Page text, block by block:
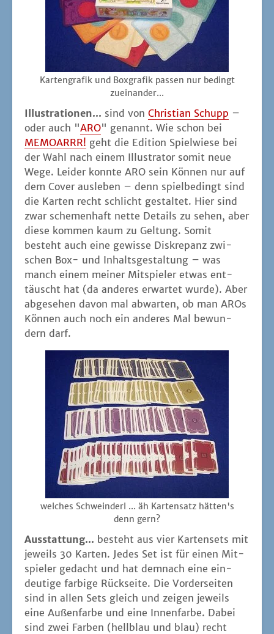
Kar­ten­gra­fik und Box­gra­fik pas­sen nur bedingt
zueinander...
Illus­tra­tio­nen... sind von Chris­ti­an Schupp –
oder auch "ARO" genannt. Wie schon bei
MEMOARRR! geht die Edi­ti­on Spiel­wie­se bei
der Wahl nach einem Illus­tra­tor somit neue
Wege. Lei­der konn­te ARO sein Kön­nen nur auf
dem Cover aus­le­ben – denn spiel­be­dingt sind
die Kar­ten recht schlicht gestal­tet. Hier sind
zwar sche­men­haft net­te Details zu sehen, aber
die­se kom­men kaum zu Gel­tung. Somit
besteht auch eine gewis­se Dis­kre­panz zwi­
schen Box- und Inhalts­ge­stal­tung – was
manch einem mei­ner Mit­spie­ler etwas ent­
täuscht hat (da ande­res erwar­tet wur­de). Aber
abge­se­hen davon mal abwar­ten, ob man AROs
Kön­nen auch noch ein ande­res Mal bewun­
dern darf.
wel­ches Schwein­derl ... äh Kar­ten­satz hätten's
denn gern?
Aus­stat­tung... besteht aus vier Kar­ten­sets mit
jeweils 30 Kar­ten. Jedes Set ist für einen Mit­
spie­ler gedacht und hat dem­nach eine ein­
deu­ti­ge far­bi­ge Rück­sei­te. Die Vor­der­sei­ten
sind in allen Sets gleich und zei­gen jeweils
eine Außen­far­be und eine Innen­far­be. Dabei
sind zwei Far­ben (hell­blau und blau) recht